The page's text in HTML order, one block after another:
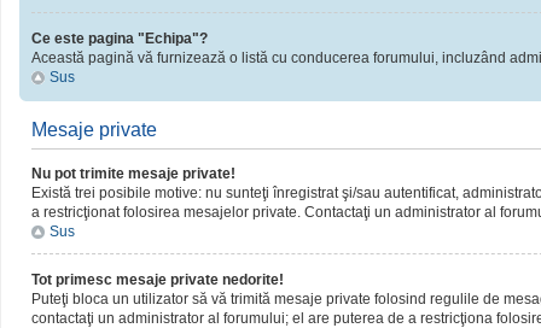
Ce este pagina "Echipa"?
Această pagină vă furnizează o listă cu conducerea forumului, incluzând
Sus
Mesaje private
Nu pot trimite mesaje private!
Există trei posibile motive: nu sunteţi înregistrat şi/sau autentificat,
a restricţionat folosirea mesajelor private. Contactaţi un administrator al
Sus
Tot primesc mesaje private nedorite!
Puteţi bloca un utilizator să vă trimită mesaje private folosind regulile de
contactaţi un administrator al forumului; el are puterea de a restricţiona